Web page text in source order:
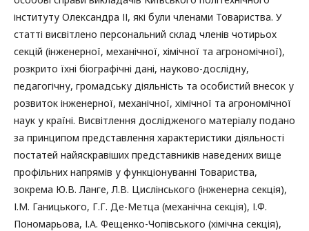
інституту Олександра ІІ, які були членами Товариства. У
статті висвітлено персональний склад членів чотирьох
секцій (інженерної, механічної, хімічної та агрономічної),
розкрито їхні біографічні дані, науково-дослідну,
педагогічну, громадську діяльність та особистий внесок у
розвиток інженерної, механічної, хімічної та агрономічної
наук у країні. Висвітлення дослідженого матеріалу подано
за принципом представлення характеристики діяльності
постатей найяскравіших представників наведених вище
профільних напрямів у функціонуванні Товариства,
зокрема Ю.В. Ланге, Л.В. Цислінського (інженерна секція),
І.М. Ганицького, Г.Г. Де-Метца (механічна секція), І.Ф.
Пономарьова, І.А. Фещенко-Чопівського (хімічна секція),